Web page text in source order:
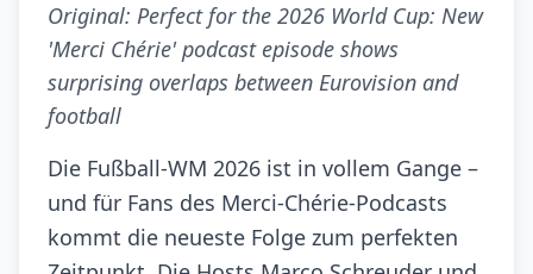
Original: Perfect for the 2026 World Cup: New
'Merci Chérie' podcast episode shows
surprising overlaps between Eurovision and
football
Die Fußball-WM 2026 ist in vollem Gange –
und für Fans des Merci-Chérie-Podcasts
kommt die neueste Folge zum perfekten